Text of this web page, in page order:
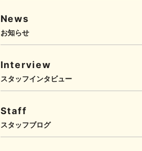
News
お知らせ
Interview
スタッフインタビュー
Staff
スタッフブログ